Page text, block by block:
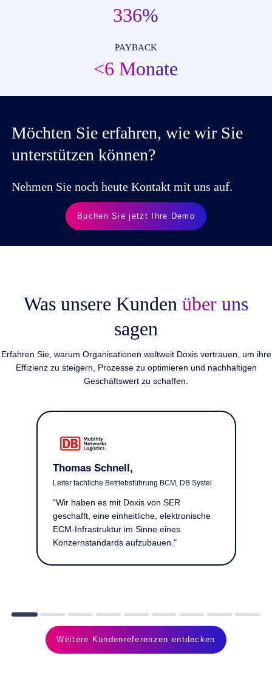
336%
PAYBACK
<6 Monate
Möchten Sie erfahren, wie wir Sie
unterstützen können?
Nehmen Sie noch heute Kontakt mit uns auf.
Buchen Sie jetzt Ihre Demo
Was unsere Kunden über uns
sagen
Erfahren Sie, warum Organisationen weltweit Doxis vertrauen, um ihre
Effizienz zu steigern, Prozesse zu optimieren und nachhaltigen
Geschäftswert zu schaffen.
BCM, DB Systel
elektronische
Global IT, DHL Express
"Wir haben weltweit nach
Lösung für unser
Dokumentenmanagement
es vor unserer Haustür
Weitere Kundenreferenzen entdecken